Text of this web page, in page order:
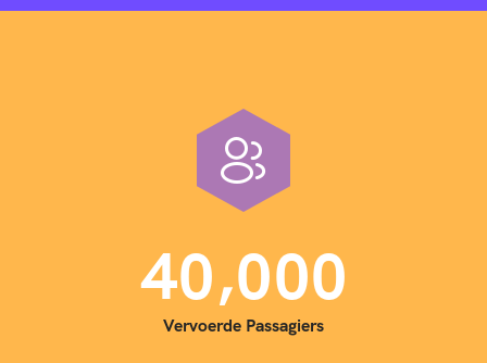
40,000
Vervoerde Passagiers